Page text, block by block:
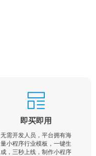
即买即用
无需开发人员，平台拥有海
量小程序行业模板，一键生
成，三秒上线，制作小程序